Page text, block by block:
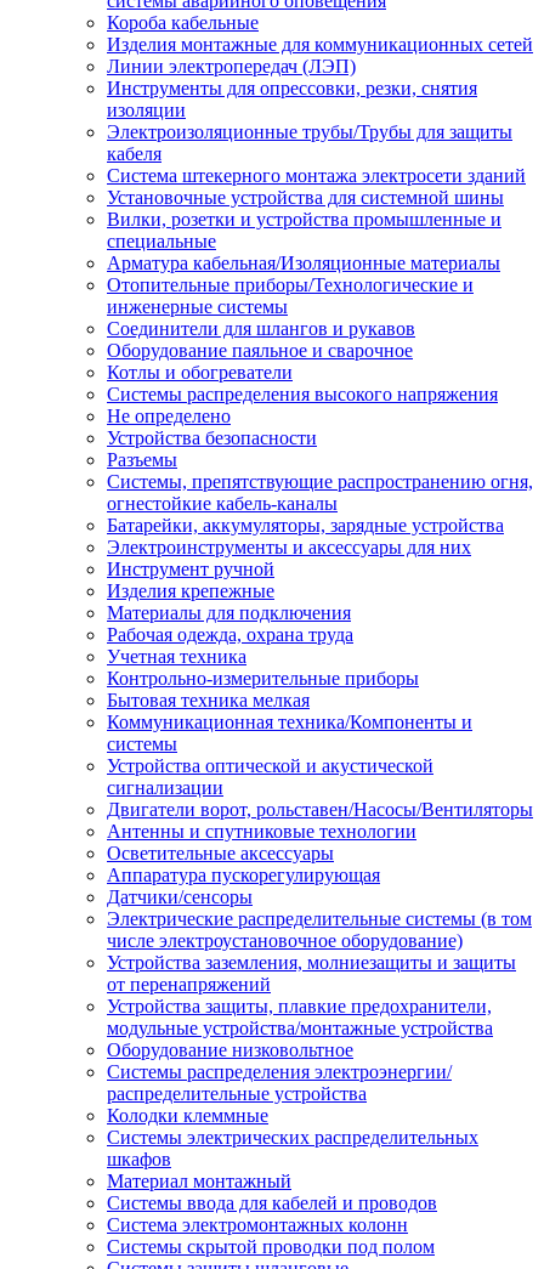
Короба кабельные
Изделия монтажные для коммуникационных сетей
Линии электропередач (ЛЭП)
Инструменты для опрессовки, резки, снятия
изоляции
Электроизоляционные трубы/Трубы для защиты
кабеля
Система штекерного монтажа электросети зданий
Установочные устройства для системной шины
Вилки, розетки и устройства промышленные и
специальные
Арматура кабельная/Изоляционные материалы
Отопительные приборы/Технологические и
инженерные системы
Соединители для шлангов и рукавов
Оборудование паяльное и сварочное
Котлы и обогреватели
Системы распределения высокого напряжения
Не определено
Устройства безопасности
Разъемы
Системы, препятствующие распространению огня,
огнестойкие кабель-каналы
Батарейки, аккумуляторы, зарядные устройства
Электроинструменты и аксессуары для них
Инструмент ручной
Изделия крепежные
Материалы для подключения
Рабочая одежда, охрана труда
Учетная техника
Контрольно-измерительные приборы
Бытовая техника мелкая
Коммуникационная техника/Компоненты и
системы
Устройства оптической и акустической
сигнализации
Двигатели ворот, рольставен/Насосы/Вентиляторы
Антенны и спутниковые технологии
Осветительные аксессуары
Аппаратура пускорегулирующая
Датчики/сенсоры
Электрические распределительные системы (в том
числе электроустановочное оборудование)
Устройства заземления, молниезащиты и защиты
от перенапряжений
Устройства защиты, плавкие предохранители,
модульные устройства/монтажные устройства
Оборудование низковольтное
Системы распределения электроэнергии/
распределительные устройства
Колодки клеммные
Системы электрических распределительных
шкафов
Материал монтажный
Системы ввода для кабелей и проводов
Система электромонтажных колонн
Системы скрытой проводки под полом